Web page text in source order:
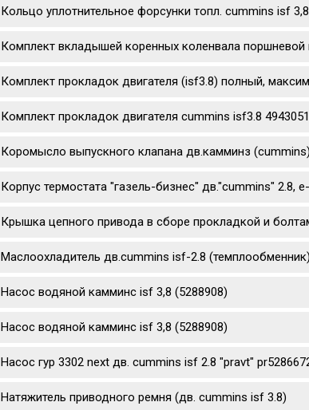
Кольцо уплотнительное форсунки топл. cummins isf
Комплект вкладышей коренных коленвала поршневой
Комплект прокладок двигателя (isf3.8) полный,
Комплект прокладок двигателя cummins isf3.8
Коромысло выпускного клапана дв.камминз
Корпус термостата "газель-бизнес" дв."cummins" 2.8,
Крышка цепного привода в сборе прокладкой и
Маслоохладитель дв.cummins isf-2.8 (темплообменник)
Насос водяной камминс isf 3,8 (5288908)
Насос водяной камминс isf 3,8 (5288908)
Насос гур 3302 next дв. cummins isf 2.8 "pravt"
Натяжитель приводного ремня (дв. cummins isf 3.8)